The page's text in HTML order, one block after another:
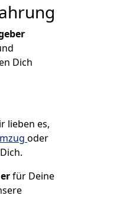
Dich
lieben es,
oder
für Deine